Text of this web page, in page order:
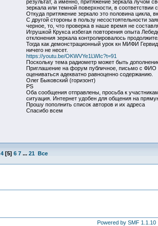
результат, а именно, притяжение зеркала лучом
зеркала или темной поверхности, в
Откуда притяжение зеркало это половина цикла,
С другой стороны в пользу несостоятельности
черное, то, что проверка в наше время не
Игрушкой Крукса избегая повторения опыта
отклонения зеркала контролировалось
Тогда как демонстрационный урок кн МИФИ
ничего не несет.
https://youtu.be/OKWVYe1LWIc?t=91
Поскольку тема радиометр может быть
Приглашение на форум публичное, письмо с ФИО
оцениваться адекватно равноценно содержанию.
Олег Быковский (горизонт)
PS
Оба сообщения отправлены, просьба к
ситуация. Интернет удобен для общения на
Прошу пополнить список авторов и их адреса
Спасибо всем
4[5] 6 7 ... 21 Все
Powered by SMF 1.1.10